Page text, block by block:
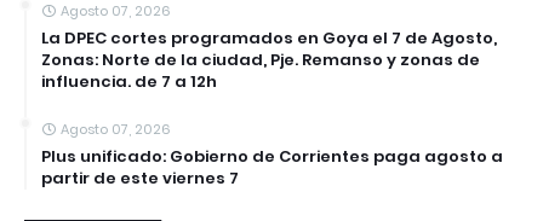
Agosto 07, 2026
La DPEC cortes programados en Goya el 7 de Agosto,
Zonas: Norte de la ciudad, Pje. Remanso y zonas de
influencia. de 7 a 12h
Agosto 07, 2026
Plus unificado: Gobierno de Corrientes paga agosto a
partir de este viernes 7